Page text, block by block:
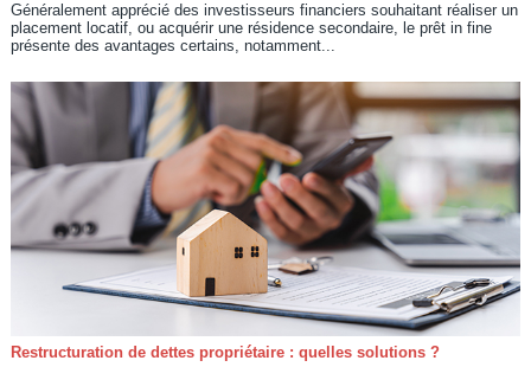
Généralement apprécié des investisseurs financiers souhaitant réaliser un
placement locatif, ou acquérir une résidence secondaire, le prêt in fine
présente des avantages certains, notamment...
Restructuration de dettes propriétaire : quelles solutions ?